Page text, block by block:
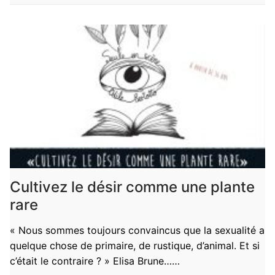
Cultivez le désir comme une plante
rare
« Nous sommes toujours convaincus que la sexualité a
quelque chose de primaire, de rustique, d’animal. Et si
c’était le contraire ? » Elisa Brune……